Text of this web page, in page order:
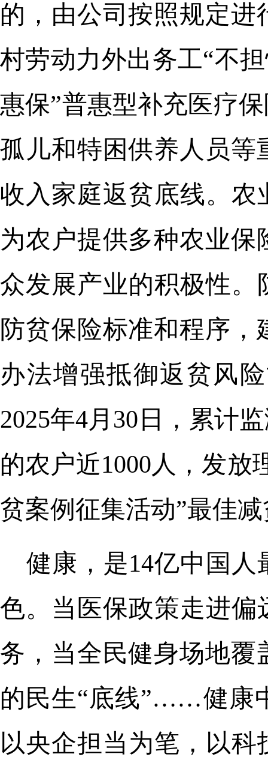
的，由公司按照规定
村劳动力外出务工“不
惠保”普惠型补充医疗
孤儿和特困供养人员等
收入家庭返贫底线。农
为农户提供多种农业
众发展产业的积极性。
防贫保险标准和程序
办法增强抵御返贫风
2025年4月30日，累计
的农户近1000人，发放
贫案例征集活动”最佳
健康，是14亿中国
色。当医保政策走进偏
务，当全民健身场地
的民生“底线”……健康
以央企担当为笔，以